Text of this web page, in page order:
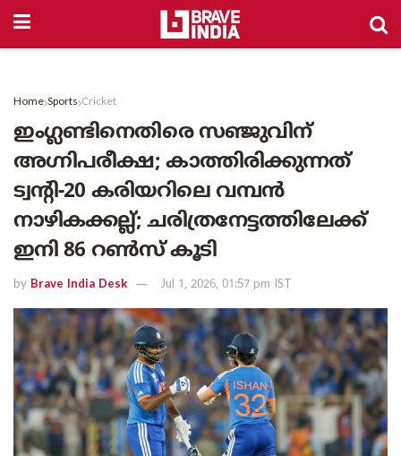
Home Sports Cricket
ഇംഗ്ലണ്ടിനെതിരെ സഞ്ജുവിന്
അഗ്നിപരീക്ഷ; കാത്തിരിക്കുന്നത്
ട്വന്റി-20 കരിയറിലെ വമ്പൻ
നാഴികക്കല്ല്; ചരിത്രനേട്ടത്തിലേക്ക്
ഇനി 86 റൺസ് കൂടി
by Brave India Desk Jul 1, 2026, 01:57 pm IST